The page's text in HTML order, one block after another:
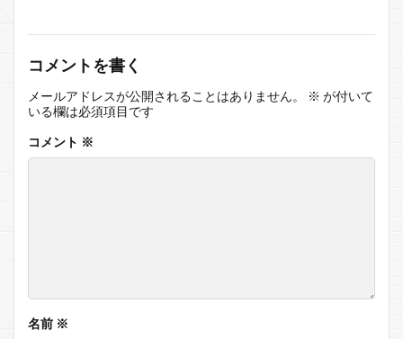
コメントを書く
メールアドレスが公開されることはありません。 ※ が付いて
いる欄は必須項目です
コメント ※
名前 ※